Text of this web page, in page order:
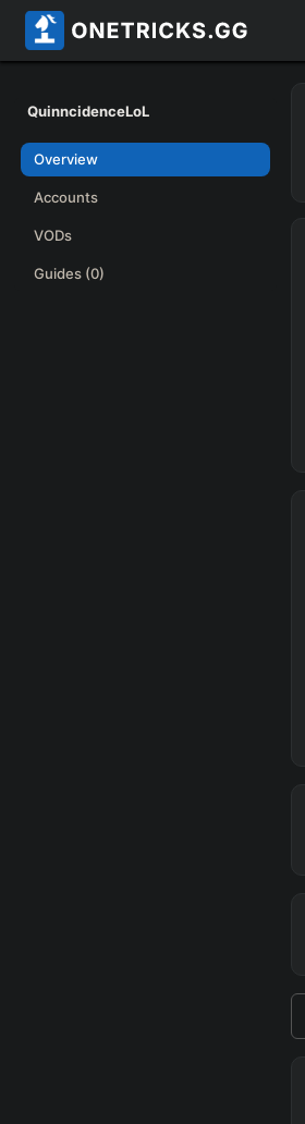
QuinncidenceLoL
Overview
Accounts
VODs
Guides (0)